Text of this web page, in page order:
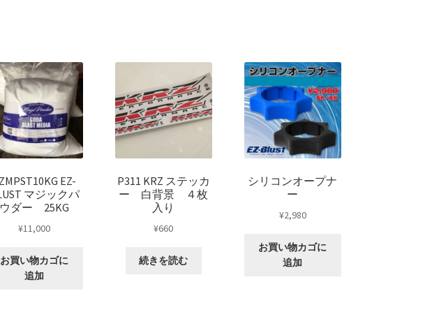
適合一覧 TRUCK & SUV
CUSTOM
top2WHEEL 採寸表
ポリシーマイアカウント
EZ-
マジックパ
ウダー 25KG
¥11,000
お買い物カゴに
追加
P311 KRZ ステッカ
ー 白背景 ４枚
入り
¥660
続きを読む
シリコンオープナ
ー
¥2,980
お買い物カゴに
追加